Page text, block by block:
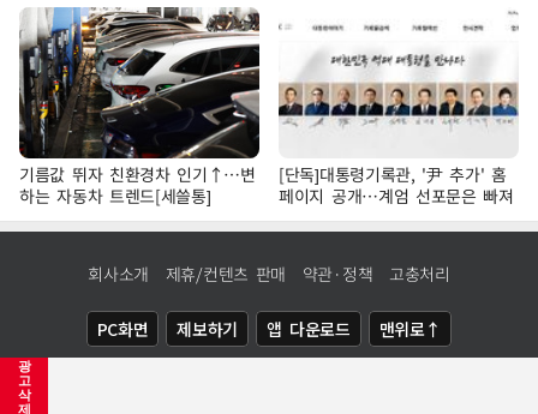
광
고
삭
제
기름값 뛰자 친환경차 인기↑…변
하는 자동차 트렌드[세쓸통]
[단독]대통령기록관, '尹 추가' 홈
페이지 공개…계엄 선포문은 빠져
회사소개 제휴/컨텐츠 판매 약관·정책 고충처리
PC화면 제보하기 앱 다운로드 맨위로↑